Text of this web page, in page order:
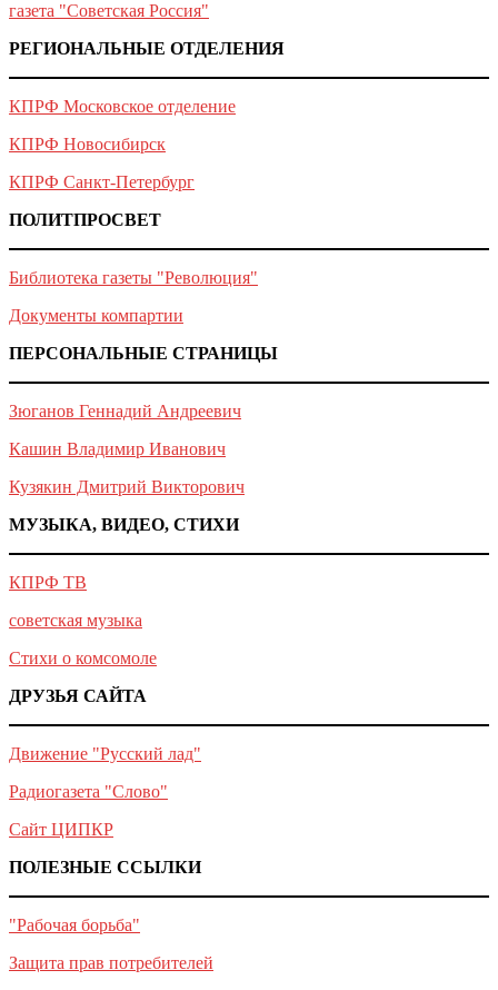
газета "Советская Россия"
РЕГИОНАЛЬНЫЕ ОТДЕЛЕНИЯ
КПРФ Московское отделение
КПРФ Новосибирск
КПРФ Санкт-Петербург
ПОЛИТПРОСВЕТ
Библиотека газеты "Революция"
Документы компартии
ПЕРСОНАЛЬНЫЕ СТРАНИЦЫ
Зюганов Геннадий Андреевич
Кашин Владимир Иванович
Кузякин Дмитрий Викторович
МУЗЫКА, ВИДЕО, СТИХИ
КПРФ ТВ
советская музыка
Стихи о комсомоле
ДРУЗЬЯ САЙТА
Движение "Русский лад"
Радиогазета "Слово"
Сайт ЦИПКР
ПОЛЕЗНЫЕ ССЫЛКИ
"Рабочая борьба"
Защита прав потребителей